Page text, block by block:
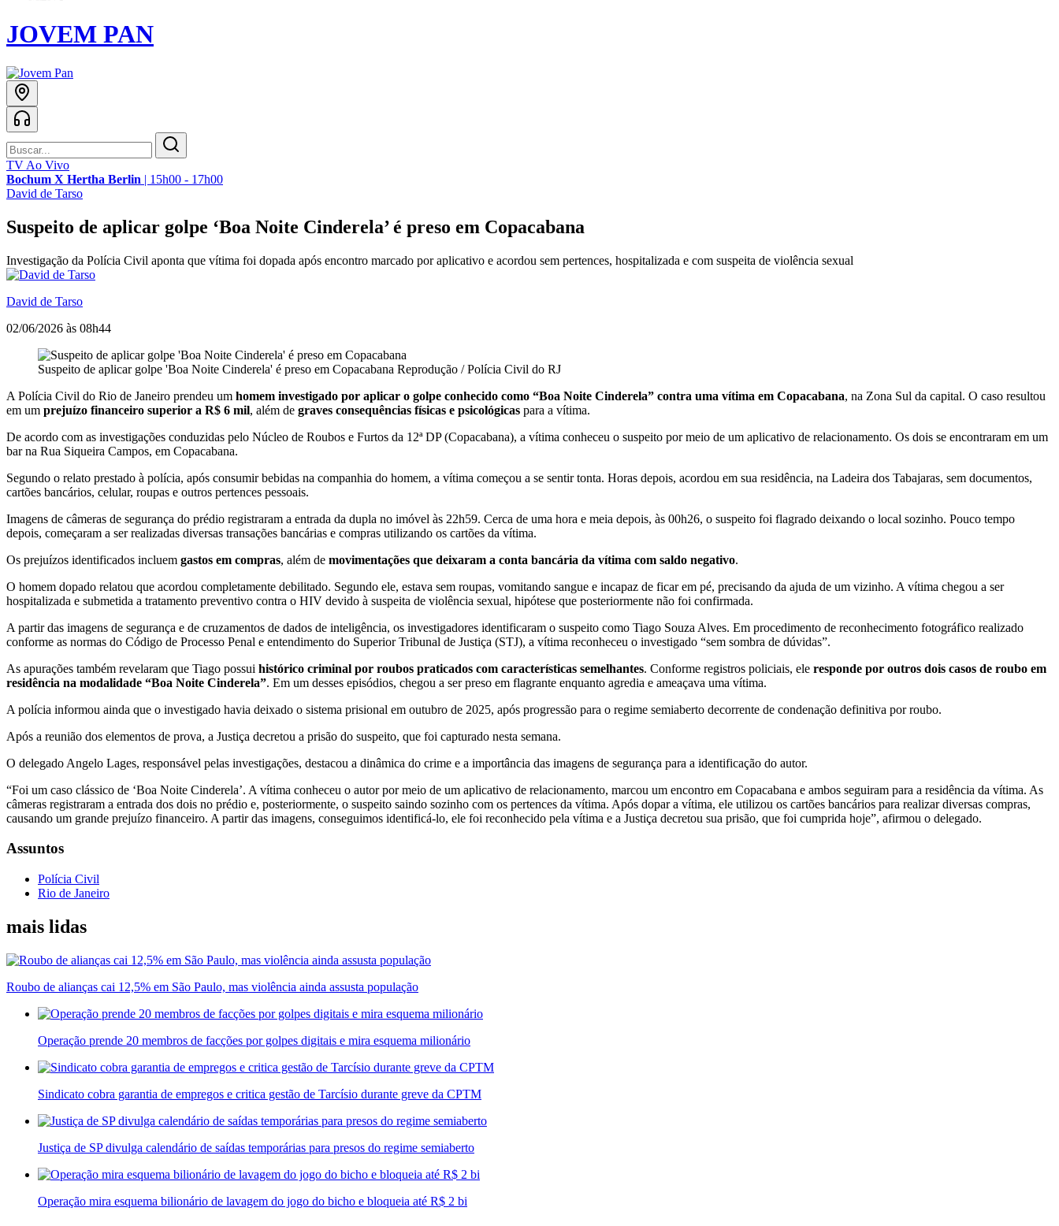
JOVEM PAN
TV Ao Vivo
Bochum X Hertha Berlin | 15h00 - 17h00
David de Tarso
Suspeito de aplicar golpe ‘Boa Noite Cinderela’ é preso em Copacabana
Investigação da Polícia Civil aponta que vítima foi dopada após encontro marcado por aplicativo e acordou sem pertences, hospitalizada e com suspeita de violência sexual
David de Tarso
02/06/2026 às 08h44
Suspeito de aplicar golpe 'Boa Noite Cinderela' é preso em Copacabana Reprodução / Polícia Civil do RJ
A Polícia Civil do Rio de Janeiro prendeu um homem investigado por aplicar o golpe conhecido como “Boa Noite Cinderela” contra uma vítima em Copacabana, na Zona Sul da capital. O caso resultou
em um prejuízo financeiro superior a R$ 6 mil, além de graves consequências físicas e psicológicas para a vítima.
De acordo com as investigações conduzidas pelo Núcleo de Roubos e Furtos da 12ª DP (Copacabana), a vítima conheceu o suspeito por meio de um aplicativo de relacionamento. Os dois se encontraram em um
bar na Rua Siqueira Campos, em Copacabana.
Segundo o relato prestado à polícia, após consumir bebidas na companhia do homem, a vítima começou a se sentir tonta. Horas depois, acordou em sua residência, na Ladeira dos Tabajaras, sem documentos,
cartões bancários, celular, roupas e outros pertences pessoais.
Imagens de câmeras de segurança do prédio registraram a entrada da dupla no imóvel às 22h59. Cerca de uma hora e meia depois, às 00h26, o suspeito foi flagrado deixando o local sozinho. Pouco tempo
depois, começaram a ser realizadas diversas transações bancárias e compras utilizando os cartões da vítima.
Os prejuízos identificados incluem gastos em compras, além de movimentações que deixaram a conta bancária da vítima com saldo negativo.
O homem dopado relatou que acordou completamente debilitado. Segundo ele, estava sem roupas, vomitando sangue e incapaz de ficar em pé, precisando da ajuda de um vizinho. A vítima chegou a ser
hospitalizada e submetida a tratamento preventivo contra o HIV devido à suspeita de violência sexual, hipótese que posteriormente não foi confirmada.
A partir das imagens de segurança e de cruzamentos de dados de inteligência, os investigadores identificaram o suspeito como Tiago Souza Alves. Em procedimento de reconhecimento fotográfico realizado
conforme as normas do Código de Processo Penal e entendimento do Superior Tribunal de Justiça (STJ), a vítima reconheceu o investigado “sem sombra de dúvidas”.
As apurações também revelaram que Tiago possui histórico criminal por roubos praticados com características semelhantes. Conforme registros policiais, ele responde por outros dois casos de roubo em
residência na modalidade “Boa Noite Cinderela”. Em um desses episódios, chegou a ser preso em flagrante enquanto agredia e ameaçava uma vítima.
A polícia informou ainda que o investigado havia deixado o sistema prisional em outubro de 2025, após progressão para o regime semiaberto decorrente de condenação definitiva por roubo.
Após a reunião dos elementos de prova, a Justiça decretou a prisão do suspeito, que foi capturado nesta semana.
O delegado Angelo Lages, responsável pelas investigações, destacou a dinâmica do crime e a importância das imagens de segurança para a identificação do autor.
“Foi um caso clássico de ‘Boa Noite Cinderela’. A vítima conheceu o autor por meio de um aplicativo de relacionamento, marcou um encontro em Copacabana e ambos seguiram para a residência da vítima. As
câmeras registraram a entrada dos dois no prédio e, posteriormente, o suspeito saindo sozinho com os pertences da vítima. Após dopar a vítima, ele utilizou os cartões bancários para realizar diversas compras,
causando um grande prejuízo financeiro. A partir das imagens, conseguimos identificá-lo, ele foi reconhecido pela vítima e a Justiça decretou sua prisão, que foi cumprida hoje”, afirmou o delegado.
Assuntos
Polícia Civil
Rio de Janeiro
mais lidas
Roubo de alianças cai 12,5% em São Paulo, mas violência ainda assusta população
Operação prende 20 membros de facções por golpes digitais e mira esquema milionário
Sindicato cobra garantia de empregos e critica gestão de Tarcísio durante greve da CPTM
Justiça de SP divulga calendário de saídas temporárias para presos do regime semiaberto
Operação mira esquema bilionário de lavagem do jogo do bicho e bloqueia até R$ 2 bi